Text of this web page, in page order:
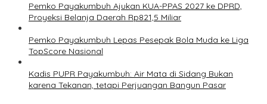
Pemko Payakumbuh Ajukan KUA-PPAS 2027 ke DPRD,
Proyeksi Belanja Daerah Rp821,5 Miliar
Pemko Payakumbuh Lepas Pesepak Bola Muda ke Liga
TopScore Nasional
Kadis PUPR Payakumbuh: Air Mata di Sidang Bukan
karena Tekanan, tetapi Perjuangan Bangun Pasar